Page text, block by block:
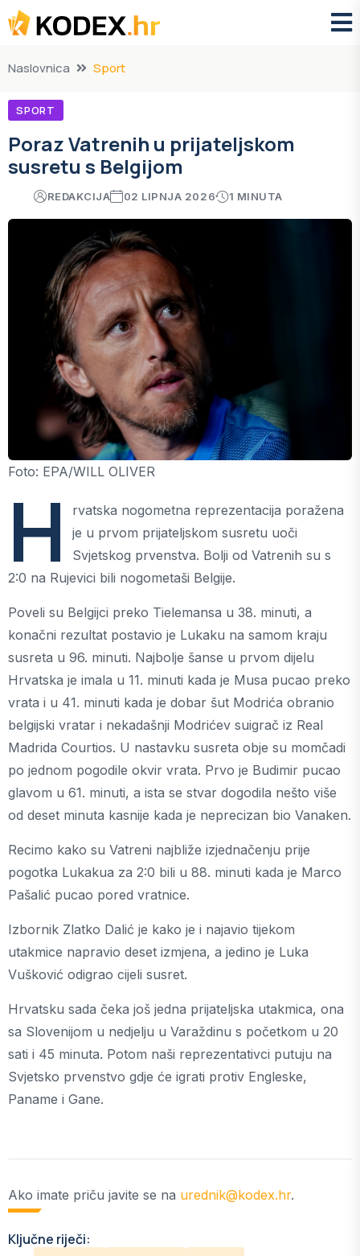
Naslovnica Sport
SPORT
Poraz Vatrenih u prijateljskom
susretu s Belgijom
REDAKCIJA 02 LIPNJA 2026 1 MINUTA
Foto: EPA/WILL OLIVER
H
rvatska nogometna reprezentacija poražena
je u prvom prijateljskom susretu uoči
Svjetskog prvenstva. Bolji od Vatrenih su s
2:0 na Rujevici bili nogometaši Belgije.
Poveli su Belgijci preko Tielemansa u 38. minuti, a
konačni rezultat postavio je Lukaku na samom kraju
susreta u 96. minuti. Najbolje šanse u prvom dijelu
Hrvatska je imala u 11. minuti kada je Musa pucao preko
vrata i u 41. minuti kada je dobar šut Modrića obranio
belgijski vratar i nekadašnji Modrićev suigrač iz Real
Madrida Courtios. U nastavku susreta obje su momčadi
po jednom pogodile okvir vrata. Prvo je Budimir pucao
glavom u 61. minuti, a ista se stvar dogodila nešto više
od deset minuta kasnije kada je neprecizan bio Vanaken.
Recimo kako su Vatreni najbliže izjednačenju prije
pogotka Lukakua za 2:0 bili u 88. minuti kada je Marco
Pašalić pucao pored vratnice.
Izbornik Zlatko Dalić je kako je i najavio tijekom
utakmice napravio deset izmjena, a jedino je Luka
Vušković odigrao cijeli susret.
Hrvatsku sada čeka još jedna prijateljska utakmica, ona
sa Slovenijom u nedjelju u Varaždinu s početkom u 20
sati i 45 minuta. Potom naši reprezentativci putuju na
Svjetsko prvenstvo gdje će igrati protiv Engleske,
Paname i Gane.
Ako imate priču javite se na urednik@kodex.hr.
Ključne riječi: